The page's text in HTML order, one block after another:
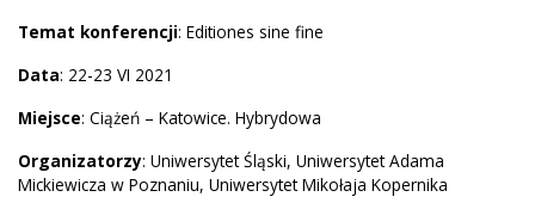
Temat konferencji: Editiones sine fine
Data: 22-23 VI 2021
Miejsce: Ciążeń – Katowice. Hybrydowa
Organizatorzy: Uniwersytet Śląski, Uniwersytet Adama
Mickiewicza w Poznaniu, Uniwersytet Mikołaja Kopernika